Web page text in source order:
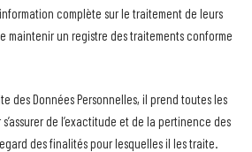
complète sur le traitement de leurs
maintenir un registre des traitements conforme
des Données Personnelles, il prend toutes les
de l’exactitude et de la pertinence des
des finalités pour lesquelles il les traite.